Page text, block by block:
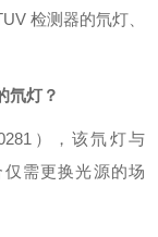
检测器的氘灯、
氘灯？
），该氘灯与
仅需更换光源的场